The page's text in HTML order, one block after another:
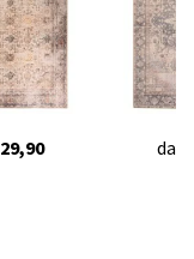
29,90 da